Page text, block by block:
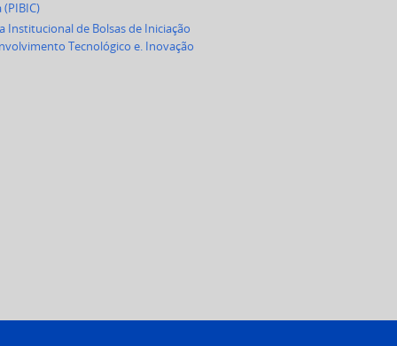
Institucional de Bolsas de Iniciação
Tecnológico e. Inovação